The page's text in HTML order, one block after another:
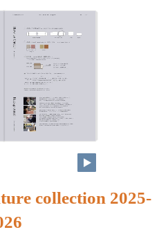
collection 2025-